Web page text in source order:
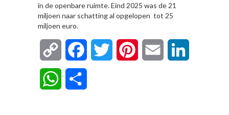
in de openbare ruimte. Eind 2025 was de 21
miljoen naar schatting al opgelopen tot 25
miljoen euro.
Copy
Link
FacebookTwitter Pinterest Email
WhatsApp